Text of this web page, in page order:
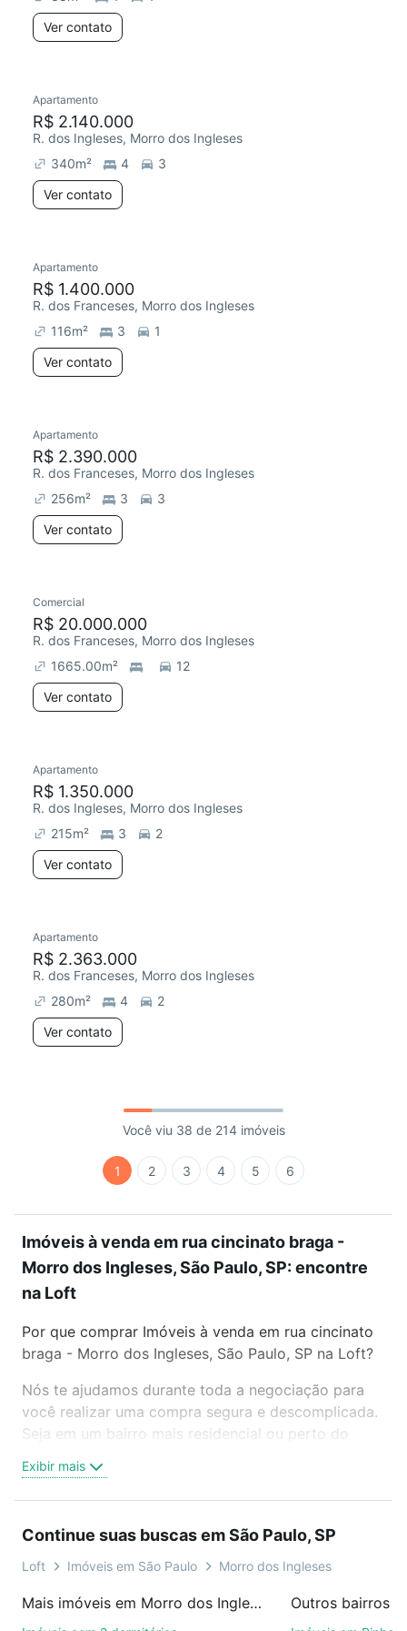
Ver contato
Apartamento
R$ 2.140.000
R. dos Ingleses, Morro dos Ingleses
340m² 4
3
Ver contato
Apartamento
R$ 1.400.000
R. dos Franceses, Morro dos Ingleses
116m² 3
1
Ver contato
Apartamento
R$ 2.390.000
R. dos Franceses, Morro dos Ingleses
256m² 3
3
Ver contato
Comercial
R$ 20.000.000
R. dos Franceses, Morro dos Ingleses
1665.00m²
12
Ver contato
Apartamento
R$ 1.350.000
R. dos Ingleses, Morro dos Ingleses
215m² 3
2
Ver contato
Apartamento
R$ 2.363.000
R. dos Franceses, Morro dos Ingleses
280m² 4
2
Ver contato
Você viu 38 de 214 imóveis
1 2 3 4 5 6
Imóveis à venda em rua cincinato braga -
Morro dos Ingleses, São Paulo, SP: encontre
na Loft
Por que comprar Imóveis à venda em rua cincinato
braga - Morro dos Ingleses, São Paulo, SP na Loft?
Nós te ajudamos durante toda a negociação para
você realizar uma compra segura e descomplicada.
Seja em um bairro mais residencial ou perto do
oferta ideal de Imóveis à venda em rua cincinato
braga - Morro dos Ingleses, São Paulo, SP para
ou por videochamada, é grátis, sem compromisso e
você ainda conta com mais de 46 mil corretores e
de imóveis.
Exibir mais
Continue suas buscas em São Paulo, SP
Loft Imóveis em São Paulo Morro dos Ingleses
Mais imóveis em Morro dos Ingleses Outros bairros